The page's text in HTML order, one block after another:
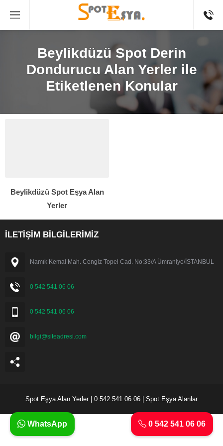
Beylikdüzü Spot Derin
Dondurucu Alan Yerler ile
Etiketlenen Konular
Beylikdüzü Spot Eşya Alan
Yerler
İLETİŞİM BİLGİLERİMİZ
Namık Kemal Mah. Cengiz Topel Cad. No:33/A Ümraniye/İSTANBUL
0 542 541 06 06
0 542 541 06 06
bilgi@siteadresi.com
Spot Eşya Alan Yerler | 0 542 541 06 06 | Spot Eşya Alanlar
0 542 541 06 06
WhatsApp